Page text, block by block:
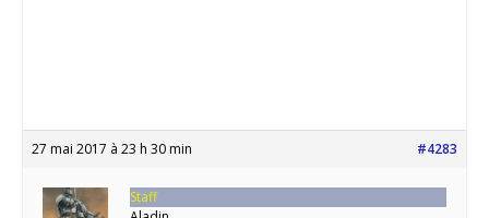
27 mai 2017 à 23 h 30 min #4283
Staff